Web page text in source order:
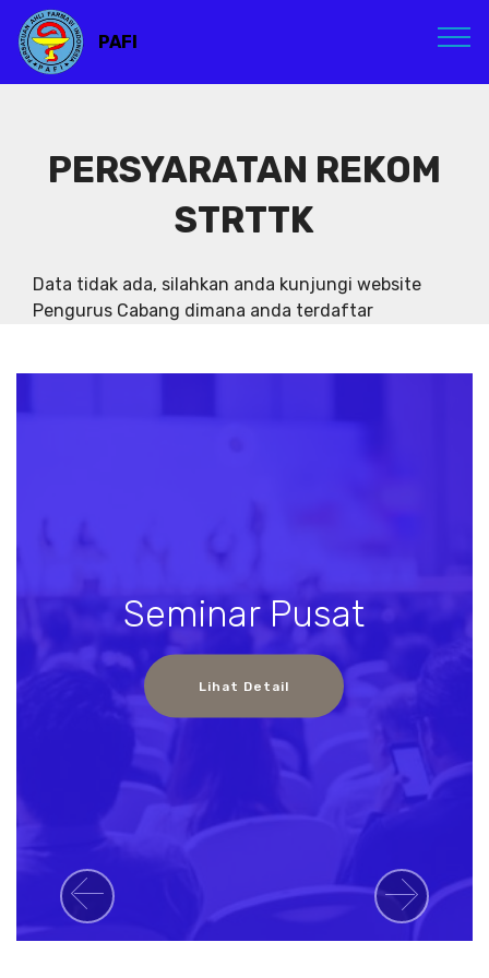
PAFI
PERSYARATAN REKOM
STRTTK
Data tidak ada, silahkan anda kunjungi website
Pengurus Cabang dimana anda terdaftar
Seminar Pusat
Lihat Detail
Previous Next